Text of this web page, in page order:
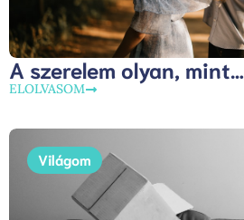
A szerelem olyan, mint…
ELOLVASOM
Világom